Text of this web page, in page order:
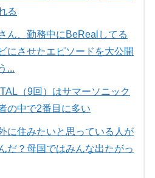
る
ん、勤務中にBeRealしてる
にさせたエピソードを大公開
...
（9回）はサマーソニック
の中で2番目に多い
に住みたいと思っている人が
だ？母国ではみんな出たがっ